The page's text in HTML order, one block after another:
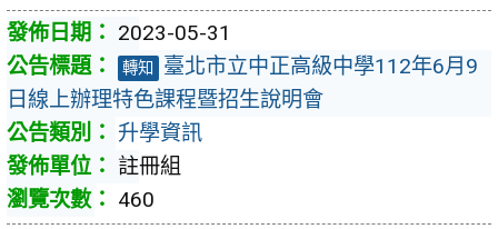
2023-05-31
轉知
臺北市立中正高級中學112年6月9
日線上辦理特色課程暨招生說明會
升學資訊
註冊組
460